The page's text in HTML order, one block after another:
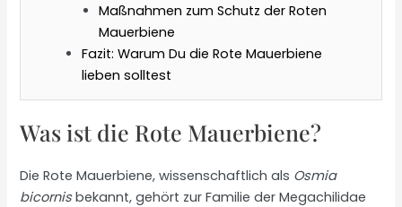
Maßnahmen zum Schutz der Roten
Mauerbiene
Fazit: Warum Du die Rote Mauerbiene
lieben solltest
Was ist die Rote Mauerbiene?
Die Rote Mauerbiene, wissenschaftlich als Osmia
bicornisbekannt, gehört zur Familie der Megachilidae